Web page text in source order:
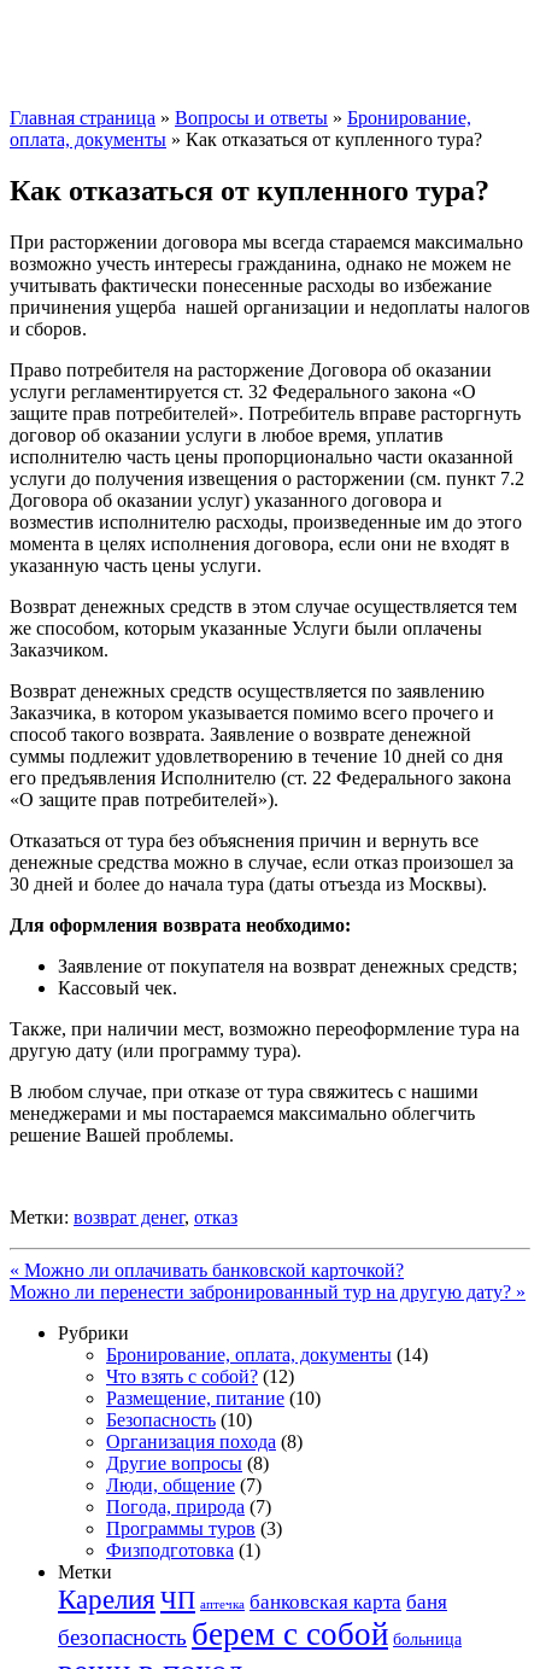
Главная страница » Вопросы и ответы » Бронирование,
оплата, документы » Как отказаться от купленного тура?
Как отказаться от купленного тура?
При расторжении договора мы всегда стараемся максимально
возможно учесть интересы гражданина, однако не можем не
учитывать фактически понесенные расходы во избежание
причинения ущерба нашей организации и недоплаты налогов
и сборов.
Право потребителя на расторжение Договора об оказании
услуги регламентируется ст. 32 Федерального закона «О
защите прав потребителей». Потребитель вправе расторгнуть
договор об оказании услуги в любое время, уплатив
исполнителю часть цены пропорционально части оказанной
услуги до получения извещения о расторжении (см. пункт 7.2
Договора об оказании услуг) указанного договора и
возместив исполнителю расходы, произведенные им до этого
момента в целях исполнения договора, если они не входят в
указанную часть цены услуги.
Возврат денежных средств в этом случае осуществляется тем
же способом, которым указанные Услуги были оплачены
Заказчиком.
Возврат денежных средств осуществляется по заявлению
Заказчика, в котором указывается помимо всего прочего и
способ такого возврата. Заявление о возврате денежной
суммы подлежит удовлетворению в течение 10 дней со дня
его предъявления Исполнителю (ст. 22 Федерального закона
«О защите прав потребителей»).
Отказаться от тура без объяснения причин и вернуть все
денежные средства можно в случае, если отказ произошел за
30 дней и более до начала тура (даты отъезда из Москвы).
Для оформления возврата необходимо:
Заявление от покупателя на возврат денежных средств;
Кассовый чек.
Также, при наличии мест, возможно переоформление тура на
другую дату (или программу тура).
В любом случае, при отказе от тура свяжитесь с нашими
менеджерами и мы постараемся максимально облегчить
решение Вашей проблемы.
Метки: возврат денег, отказ
« Можно ли оплачивать банковской карточкой?
Можно ли перенести забронированный тур на другую дату? »
Рубрики
Бронирование, оплата, документы (14)
Что взять с собой? (12)
Размещение, питание (10)
Безопасность (10)
Организация похода (8)
Другие вопросы (8)
Люди, общение (7)
Погода, природа (7)
Программы туров (3)
Физподготовка (1)
Метки
Карелия ЧП аптечка банковская карта баня
безопасность берем с собой больница